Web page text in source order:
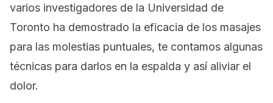
varios investigadores de la Universidad de
Toronto ha demostrado la eficacia de los masajes
para las molestias puntuales, te contamos algunas
técnicas para darlos en la espalda y así aliviar el
dolor.